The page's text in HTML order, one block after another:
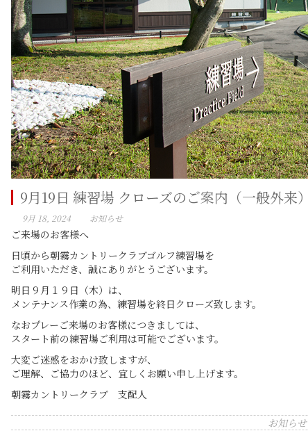
9月19日 練習場 クローズのご案内（一般外来）
9月 18, 2024 お知らせ
ご来場のお客様へ
日頃から朝霧カントリークラブゴルフ練習場を
ご利用いただき、誠にありがとうございます。
明日９月１９日（木）は、
メンテナンス作業の為、練習場を終日クローズ致します。
なおプレーご来場のお客様につきましては、
スタート前の練習場ご利用は可能でございます。
大変ご迷惑をおかけ致しますが、
ご理解、ご協力のほど、宜しくお願い申し上げます。
朝霧カントリークラブ 支配人
お知らせ